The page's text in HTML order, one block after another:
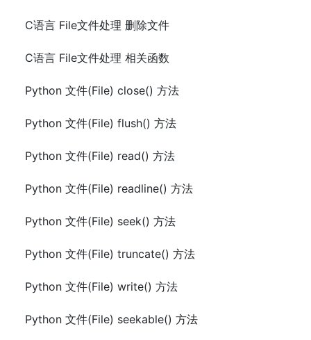
C语言 File文件处理 删除文件
C语言 File文件处理 相关函数
Python 文件(File) close() 方法
Python 文件(File) flush() 方法
Python 文件(File) read() 方法
Python 文件(File) readline() 方法
Python 文件(File) seek() 方法
Python 文件(File) truncate() 方法
Python 文件(File) write() 方法
Python 文件(File) seekable() 方法